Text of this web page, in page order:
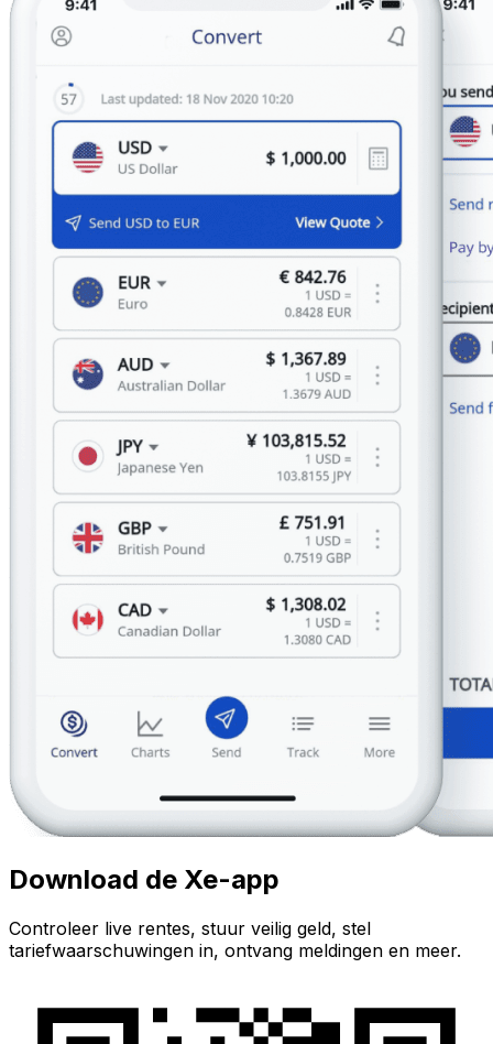
Download de Xe-app
Controleer live rentes, stuur veilig geld, stel
tariefwaarschuwingen in, ontvang meldingen en meer.